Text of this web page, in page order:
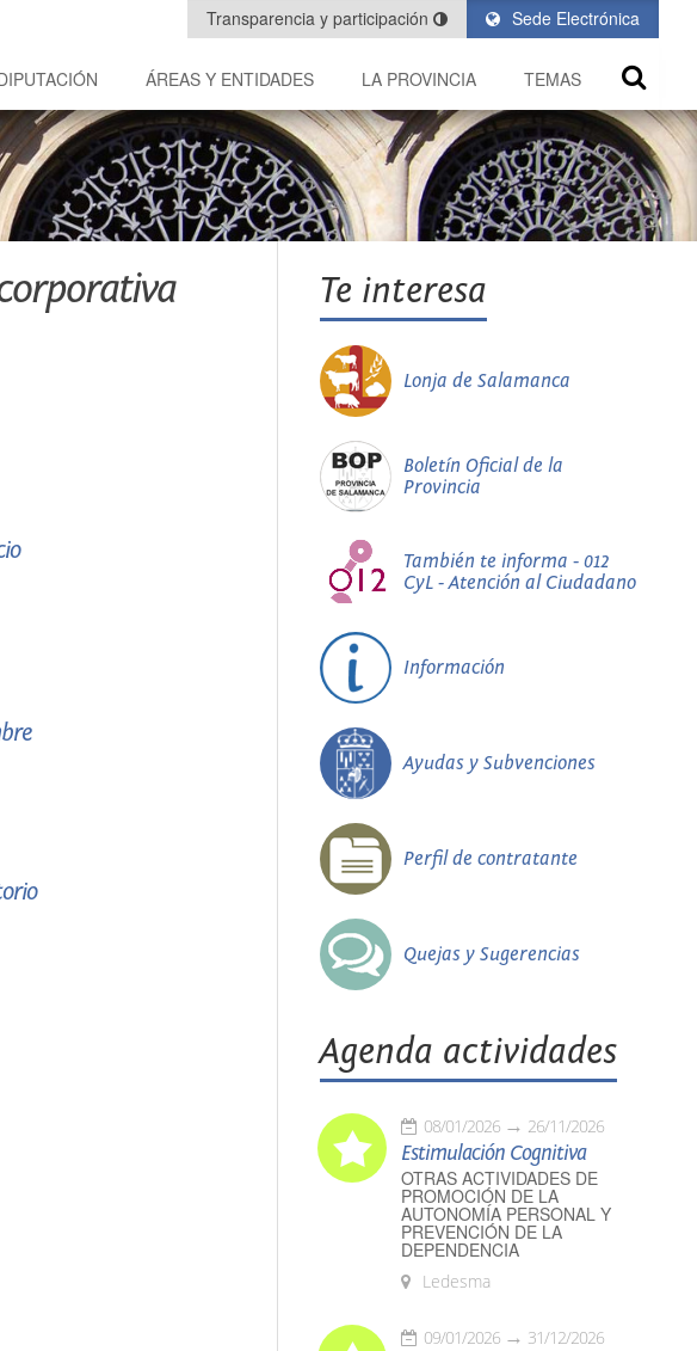
Sede Electrónica
Transparencia y participación
ÁREAS Y ENTIDADES LA PROVINCIA TEMAS
Te interesa
Lonja de Salamanca
Boletín Oficial de la
Provincia
También te informa - 012
CyL - Atención al Ciudadano
Información
Ayudas y Subvenciones
Perfil de contratante
Quejas y Sugerencias
Agenda actividades
08/01/2026 26/11/2026
Estimulación Cognitiva
OTRAS ACTIVIDADES DE
PROMOCIÓN DE LA
AUTONOMÍA PERSONAL Y
PREVENCIÓN DE LA
DEPENDENCIA
Ledesma
09/01/2026 31/12/2026